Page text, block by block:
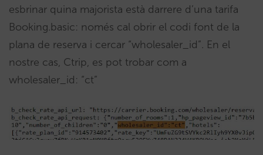
esbrinar quina majorista està darrere d’una tarifa
Booking.basic: només cal obrir el codi font de la
plana de reserva i cercar “wholesaler_id”. En el
nostre cas, Ctrip, es pot trobar com a
wholesaler_id: “ct”